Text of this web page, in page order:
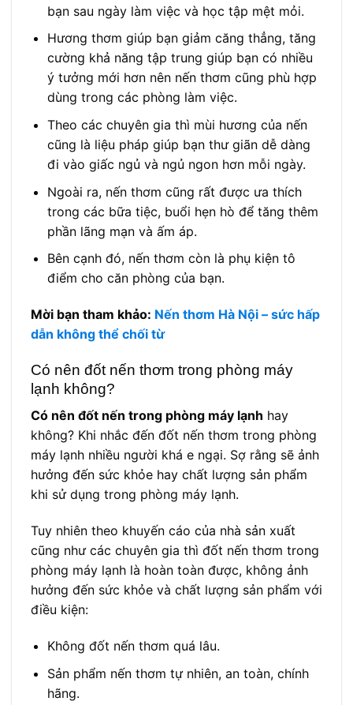
bạn sau ngày làm việc và học tập mệt mỏi.
Hương thơm giúp bạn giảm căng thẳng, tăng
cường khả năng tập trung giúp bạn có nhiều
ý tưởng mới hơn nên nến thơm cũng phù hợp
dùng trong các phòng làm việc.
Theo các chuyên gia thì mùi hương của nến
cũng là liệu pháp giúp bạn thư giãn dễ dàng
đi vào giấc ngủ và ngủ ngon hơn mỗi ngày.
Ngoài ra, nến thơm cũng rất được ưa thích
trong các bữa tiệc, buổi hẹn hò để tăng thêm
phần lãng mạn và ấm áp.
Bên cạnh đó, nến thơm còn là phụ kiện tô
điểm cho căn phòng của bạn.
Mời bạn tham khảo: Nến thơm Hà Nội – sức hấp
dẫn không thể chối từ
Có nên đốt nến thơm trong phòng máy
lạnh không?
Có nên đốt nến trong phòng máy lạnh hay
không? Khi nhắc đến đốt nến thơm trong phòng
máy lạnh nhiều người khá e ngại. Sợ rằng sẽ ảnh
hưởng đến sức khỏe hay chất lượng sản phẩm
khi sử dụng trong phòng máy lạnh.
Tuy nhiên theo khuyến cáo của nhà sản xuất
cũng như các chuyên gia thì đốt nến thơm trong
phòng máy lạnh là hoàn toàn được, không ảnh
hưởng đến sức khỏe và chất lượng sản phẩm với
điều kiện:
Không đốt nến thơm quá lâu.
Sản phẩm nến thơm tự nhiên, an toàn, chính
hãng.